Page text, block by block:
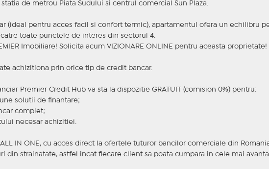
de metrou Piata Sudului si centrul comercial Sun Plaza.
(ideal pentru acces facil si confort termic), apartamentul ofera un echilibru
toate punctele de interes din sectorul 4.
Imobiliare! Solicita acum VIZIONARE ONLINE pentru aceasta proprietate!
achizitiona prin orice tip de credit bancar.
Premier Credit Hub va sta la dispozitie GRATUIT (comision 0%) pentru:
solutii de finantare;
complet;
necesar achizitiei.
IN ONE, cu acces direct la ofertele tuturor bancilor comerciale din
din strainatate, astfel incat fiecare client sa poata cumpara in cele mai